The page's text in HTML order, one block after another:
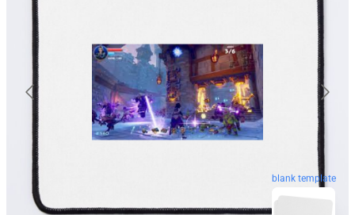
blank template